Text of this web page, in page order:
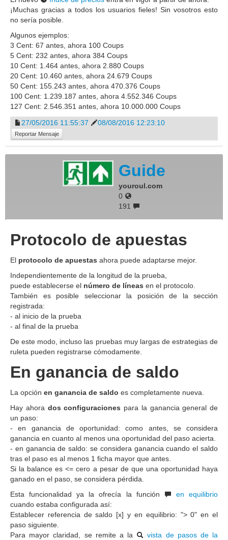
¡Muchas gracias a todos los usuarios fieles! Sin vosotros esto
no sería posible.
Algunos ejemplos:
3 Cent: 67 antes, ahora 100 Coups
5 Cent: 232 antes, ahora 384 Coups
10 Cent: 1.464 antes, ahora 2.880 Coups
20 Cent: 10.460 antes, ahora 24.679 Coups
50 Cent: 155.243 antes, ahora 470.376 Coups
100 Cent: 1.239.187 antes, ahora 4.552.346 Coups
127 Cent: 2.546.351 antes, ahora 10.000.000 Coups
27/05/2016 11:55:37
08/08/2016 12:23:10
Reportar Mensaje
Guide
youroul.com
0
191
Protocolo de apuestas
El protocolo de apuestas ahora puede adaptarse mejor.
Independientemente de la longitud de la prueba,
puede establecerse el número de líneas en el protocolo.
También es posible seleccionar la posición de la sección
registrada:
- al inicio de la prueba
- al final de la prueba
De este modo, incluso las pruebas muy largas de estrategias de
ruleta pueden registrarse cómodamente.
En ganancia de saldo
La opción en ganancia de saldo es completamente nueva.
Hay ahora dos configuraciones para la ganancia general de
un paso:
- en ganancia de oportunidad: como antes, se considera
ganancia en cuanto al menos una oportunidad del paso acierta.
- en ganancia de saldo: se considera ganancia cuando el saldo
tras el paso es al menos 1 ficha mayor que antes.
Si la balance es <= cero a pesar de que una oportunidad haya
ganado en el paso, se considera pérdida.
Esta funcionalidad ya la ofrecía la función
en equilibrio
cuando estaba configurada así:
Establecer referencia de saldo [x] y en equilibrio: "> 0" en el
paso siguiente.
Para mayor claridad, se remite a la
vista de pasos de la